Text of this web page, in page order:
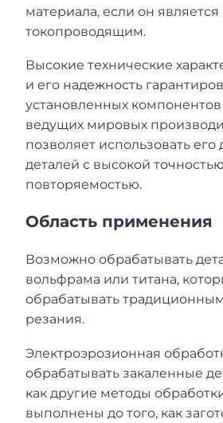
материала, если он является
токопроводящим.
Высокие технические
и его надежность
установленных компонентов
ведущих мировых
позволяет использовать его
деталей с высокой
повторяемостью.
Область применения
Возможно обрабатывать
вольфрама или титана,
обрабатывать
резания.
Электроэрозионная
обрабатывать закаленные
как другие методы
выполнены до того, как